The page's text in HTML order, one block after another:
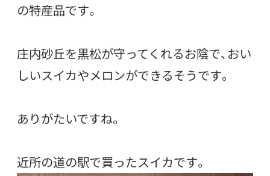
の特産品です。
庄内砂丘を黒松が守ってくれるお陰で、おい
しいスイカやメロンができるそうです。
ありがたいですね。
近所の道の駅で買ったスイカです。